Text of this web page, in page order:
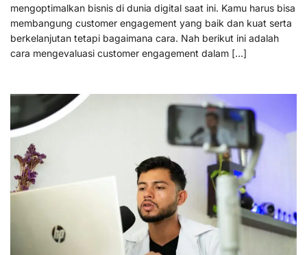
mengoptimalkan bisnis di dunia digital saat ini. Kamu harus bisa
membangung customer engagement yang baik dan kuat serta
berkelanjutan tetapi bagaimana cara. Nah berikut ini adalah
cara mengevaluasi customer engagement dalam […]